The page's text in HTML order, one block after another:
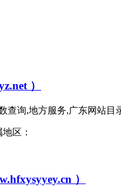
）
查询,地方服务,广东网站
区：
）